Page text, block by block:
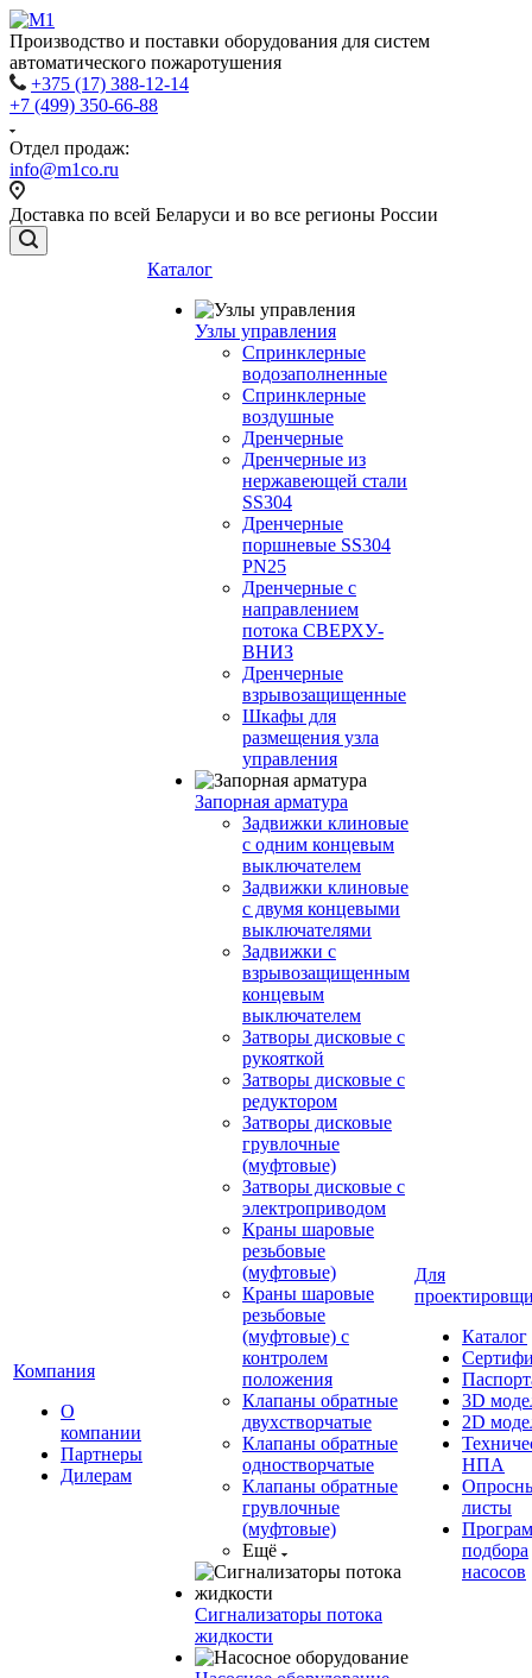
Производство и поставки оборудования для систем
автоматического пожаротушения
+375 (17) 388-12-14
+7 (499) 350-66-88
Отдел продаж:
info@m1co.ru
Доставка по всей Беларуси и во все регионы России
Компания
О
компании
Партнеры
Дилерам
Каталог
Узлы управления
Cпринклерные
водозаполненные
Cпринклерные
воздушные
Дренчерные
Дренчерные из
нержавеющей стали
SS304
Дренчерные
поршневые SS304
PN25
Дренчерные с
направлением
потока СВЕРХУ-
ВНИЗ
Дренчерные
взрывозащищенные
Шкафы для
размещения узла
управления
Запорная арматура
Задвижки клиновые
с одним концевым
выключателем
Задвижки клиновые
с двумя концевыми
выключателями
Задвижки с
взрывозащищенным
концевым
выключателем
Затворы дисковые с
рукояткой
Затворы дисковые с
редуктором
Затворы дисковые
грувлочные
(муфтовые)
Затворы дисковые с
электроприводом
Краны шаровые
резьбовые
(муфтовые)
Краны шаровые
резьбовые
(муфтовые) с
контролем
положения
Клапаны обратные
двухстворчатые
Клапаны обратные
одностворчатые
Клапаны обратные
грувлочные
(муфтовые)
Ещё
Сигнализаторы потока
жидкости
Для
Каталог
3D
2D
НПА
листы
подбора
насосов